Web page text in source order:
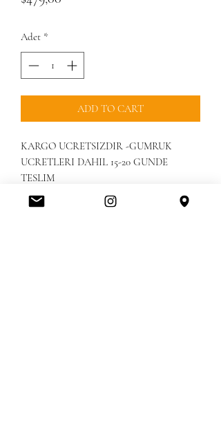
Adet *
ADD TO CART
KARGO UCRETSIZDIR -GUMRUK
UCRETLERI DAHIL 15-20 GUNDE
TESLIM